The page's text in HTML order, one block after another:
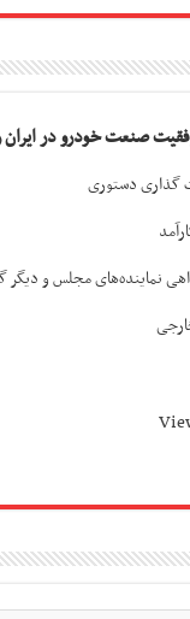
صنعت خودرو در ایران
گذاری دستوری
نماینده‌های مجلس و دیگر